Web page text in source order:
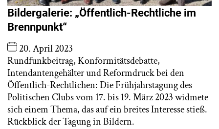
Bildergalerie: „Öffentlich-Rechtliche im
Brennpunkt“
20. April 2023
Rundfunkbeitrag, Konformitätsdebatte,
Intendantengehälter und Reformdruck bei den
Öffentlich-Rechtlichen: Die Frühjahrstagung des
Politischen Clubs vom 17. bis 19. März 2023 widmete
sich einem Thema, das auf ein breites Interesse stieß.
Rückblick der Tagung in Bildern.